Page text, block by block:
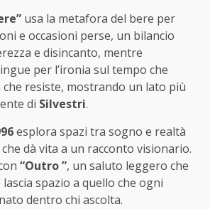
usa la metafora del bere per
e occasioni perse, un bilancio
e disincanto, mentre
per l’ironia sul tempo che
che resiste, mostrando un lato più
di Silvestri.
esplora spazi tra sogno e realtà
dà vita a un racconto visionario.
“Outro ”, un saluto leggero che
lascia spazio a quello che ogni
dentro chi ascolta.